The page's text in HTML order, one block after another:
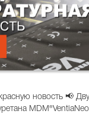
новость 📢